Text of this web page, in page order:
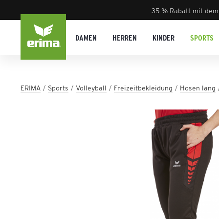
35 % Rabatt mit
DAMEN HERREN KINDER SPORTS
ERIMA Sports Volleyball Freizeitbekleidung Hosen lang